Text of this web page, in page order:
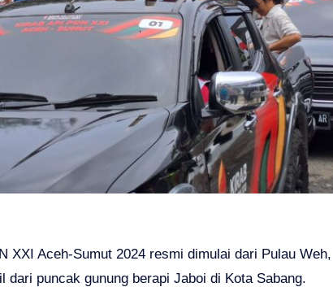
XXI Aceh-Sumut 2024 resmi dimulai dari Pulau Weh,
dari puncak gunung berapi Jaboi di Kota Sabang.